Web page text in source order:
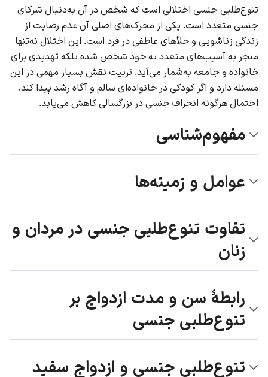
تنوع‌طلبی جنسی اختلالی است که شخص در آن به‌دنبال شرکای
جنسی متعدد است. یکی از محرک‌های اصلی آن عدم رضایت از
زندگی زناشویی و خلأهای عاطفی در فرد است. این اختلال نه‌تنها
منجر به آسیب‌های متعدد به خود شخص شده بلکه تهدیدی برای
خانواده و جامعه به‌شمار می‌آید. تربیت نقش بسیار مهمی در این
مسئله دارد و اگر کودکی در خانواده‌ای سالم و آگاه رشد پیدا کند،
احتمال هرگونه انحراف جنسی در بزرگسالی کاهش می‌یابد.
مفهوم‌شناسی
عوامل و زمینه‌ها
تفاوت تنوع‌طلبی جنسی در مردان و
زنان
رابطهٔ سن و مدت ازدواج بر
تنوع‌طلبی جنسی
تنوع‌طلبی جنسی و ازدواج سفید